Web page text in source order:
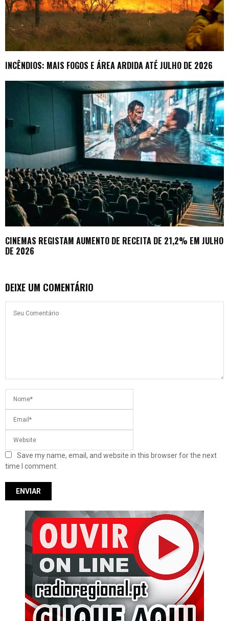
INCÊNDIOS: MAIS FOGOS E ÁREA ARDIDA ATÉ JULHO DE 2026
CINEMAS REGISTAM AUMENTO DE RECEITA DE 21,2% EM JULHO
DE 2026
DEIXE UM COMENTÁRIO
Save my name, email, and website in this browser for the next
time I comment.